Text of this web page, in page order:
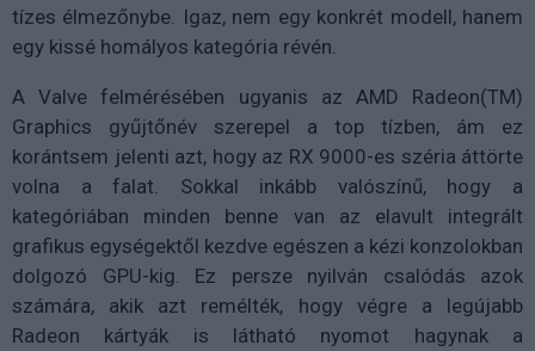
tízes élmezőnybe. Igaz, nem egy konkrét modell, hanem
egy kissé homályos kategória révén.
A Valve felmérésében ugyanis az AMD Radeon(TM)
Graphics gyűjtőnév szerepel a top tízben, ám ez
korántsem jelenti azt, hogy az RX 9000-es széria áttörte
volna a falat. Sokkal inkább valószínű, hogy a
kategóriában minden benne van az elavult integrált
grafikus egységektől kezdve egészen a kézi konzolokban
dolgozó GPU-kig. Ez persze nyilván csalódás azok
számára, akik azt remélték, hogy végre a legújabb
Radeon kártyák is látható nyomot hagynak a